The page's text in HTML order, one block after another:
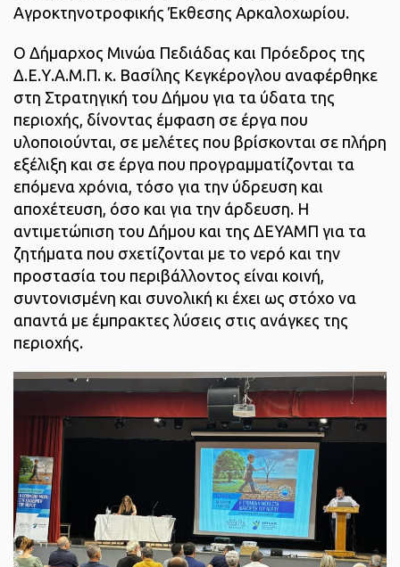
Αγροκτηνοτροφικής Έκθεσης Αρκαλοχωρίου.
Ο Δήμαρχος Μινώα Πεδιάδας και Πρόεδρος της
Δ.Ε.Υ.Α.Μ.Π. κ. Βασίλης Κεγκέρογλου αναφέρθηκε
στη Στρατηγική του Δήμου για τα ύδατα της
περιοχής, δίνοντας έμφαση σε έργα που
υλοποιούνται, σε μελέτες που βρίσκονται σε πλήρη
εξέλιξη και σε έργα που προγραμματίζονται τα
επόμενα χρόνια, τόσο για την ύδρευση και
αποχέτευση, όσο και για την άρδευση. Η
αντιμετώπιση του Δήμου και της ΔΕΥΑΜΠ για τα
ζητήματα που σχετίζονται με το νερό και την
προστασία του περιβάλλοντος είναι κοινή,
συντονισμένη και συνολική κι έχει ως στόχο να
απαντά με έμπρακτες λύσεις στις ανάγκες της
περιοχής.